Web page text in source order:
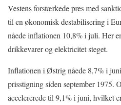
Vestens forstærkede pres med
til en økonomisk destabilisering i
nåede inflationen 10,8% i juli. Her
drikkevarer og elektricitet steget.
Inflationen i Østrig nåede 8,7% i
prisstigning siden september 1975.
accelererede til 9,1% i juni, hvilket